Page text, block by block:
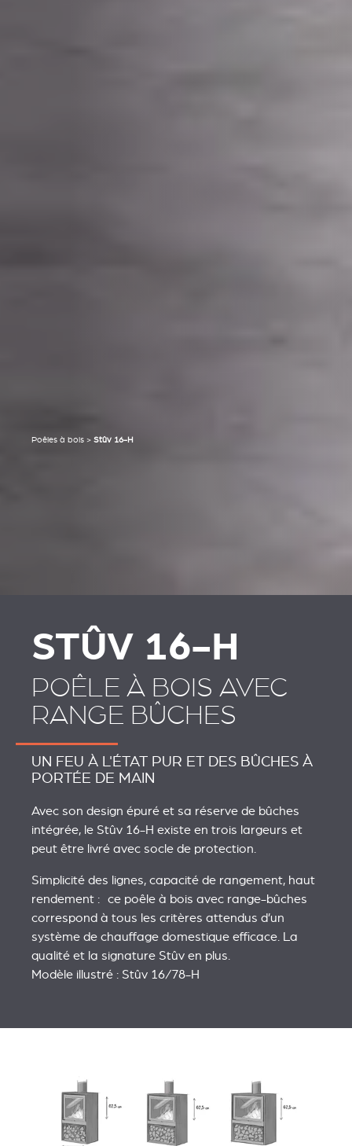
Poêles à bois > Stûv 16-H
STÛV 16-H
POÊLE À BOIS AVEC
RANGE BÛCHES
UN FEU À L'ÉTAT PUR ET DES BÛCHES À
PORTÉE DE MAIN
Avec son design épuré et sa réserve de bûches
intégrée, le Stûv 16-H existe en trois largeurs et
peut être livré avec socle de protection.
Simplicité des lignes, capacité de rangement, haut
rendement : ce poêle à bois avec range-bûches
correspond à tous les critères attendus d’un
système de chauffage domestique efficace. La
qualité et la signature Stûv en plus.
Modèle illustré : Stûv 16/78-H